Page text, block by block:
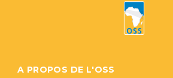
A PROPOS DE L'OSS